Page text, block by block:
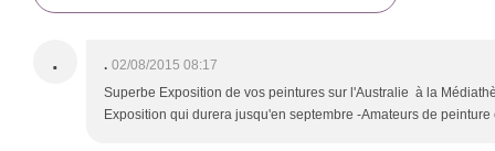
. . 02/08/2015 08:17
Superbe Exposition de vos peintures sur l'Australie à la
Exposition qui durera jusqu'en septembre -Amateurs de